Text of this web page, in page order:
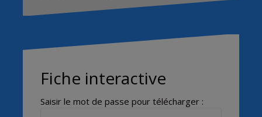
Fiche interactive
Saisir le mot de passe pour télécharger :